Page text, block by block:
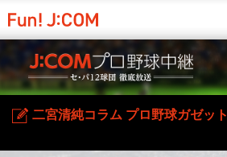
二宮清純コラム プロ野球ガゼット